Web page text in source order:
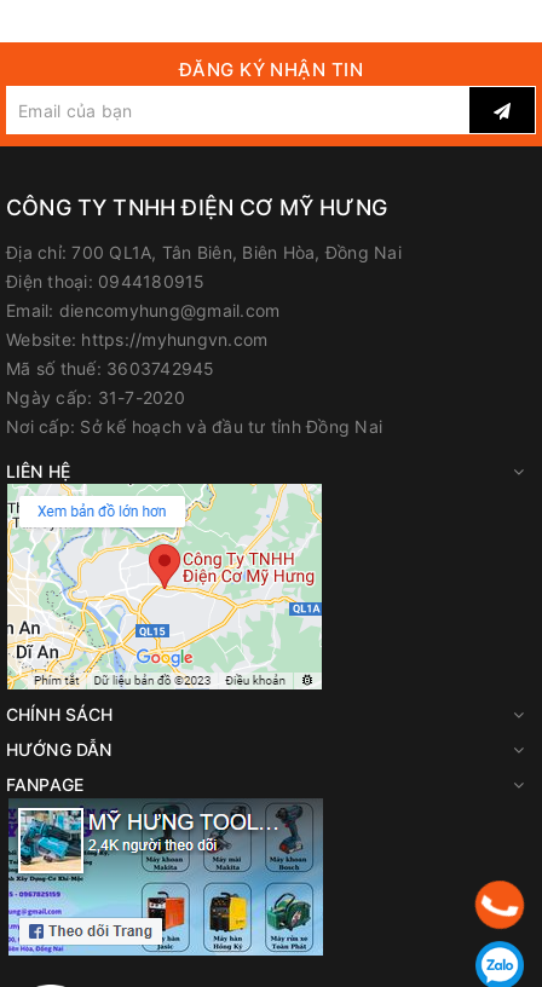
ĐĂNG KÝ NHẬN TIN
CÔNG TY TNHH ĐIỆN CƠ MỸ HƯNG
Địa chỉ: 700 QL1A, Tân Biên, Biên Hòa, Đồng Nai
Điện thoại: 0944180915
Email: diencomyhung@gmail.com
Website: https://myhungvn.com
Mã số thuế: 3603742945
Ngày cấp: 31-7-2020
Nơi cấp: Sở kế hoạch và đầu tư tỉnh Đồng Nai
LIÊN HỆ
CHÍNH SÁCH
HƯỚNG DẪN
FANPAGE